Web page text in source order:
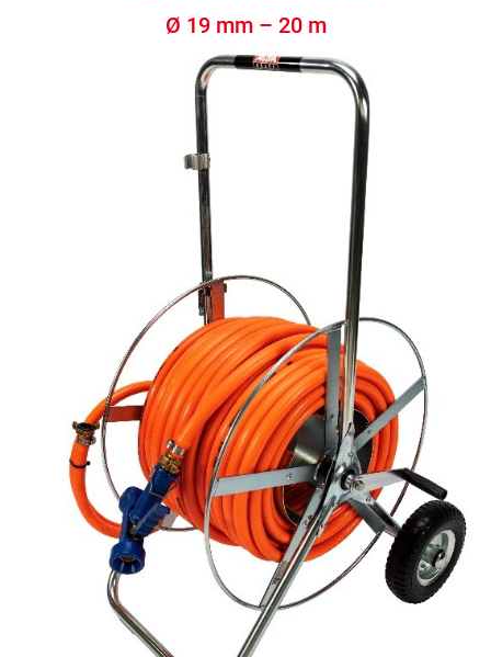
Ø 19 mm – 20 m